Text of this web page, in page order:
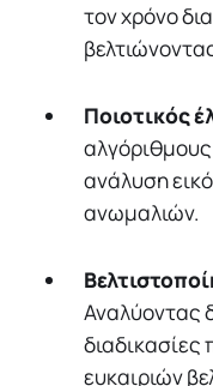
τον χρόνο
Ποιοτικός
ανάλυση
ανωμαλιών.
Αναλύοντας
ευκαιριών